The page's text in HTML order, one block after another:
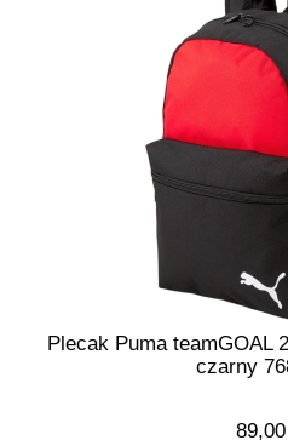
Plecak Puma teamGOAL
czarny
89,00